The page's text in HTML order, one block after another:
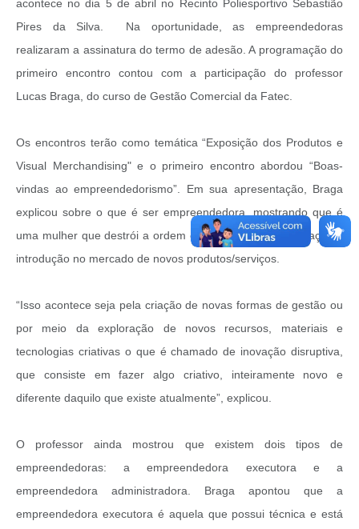
acontece no dia 5 de abril no Recinto Poliesportivo Sebastião
Pires da Silva. Na oportunidade, as empreendedoras
realizaram a assinatura do termo de adesão. A programação do
primeiro encontro contou com a participação do professor
Lucas Braga, do curso de Gestão Comercial da Fatec.
Os encontros terão como temática “Exposição dos Produtos e
Visual Merchandising" e o primeiro encontro abordou “Boas-
vindas ao empreendedorismo”. Em sua apresentação, Braga
explicou sobre o que é ser empreendedora, mostrando que é
uma mulher que destrói a ordem econômica existente graças a
introdução no mercado de novos produtos/serviços.
“Isso acontece seja pela criação de novas formas de gestão ou
por meio da exploração de novos recursos, materiais e
tecnologias criativas o que é chamado de inovação disruptiva,
que consiste em fazer algo criativo, inteiramente novo e
diferente daquilo que existe atualmente”, explicou.
O professor ainda mostrou que existem dois tipos de
empreendedoras: a empreendedora executora e a
empreendedora administradora. Braga apontou que a
empreendedora executora é aquela que possui técnica e está